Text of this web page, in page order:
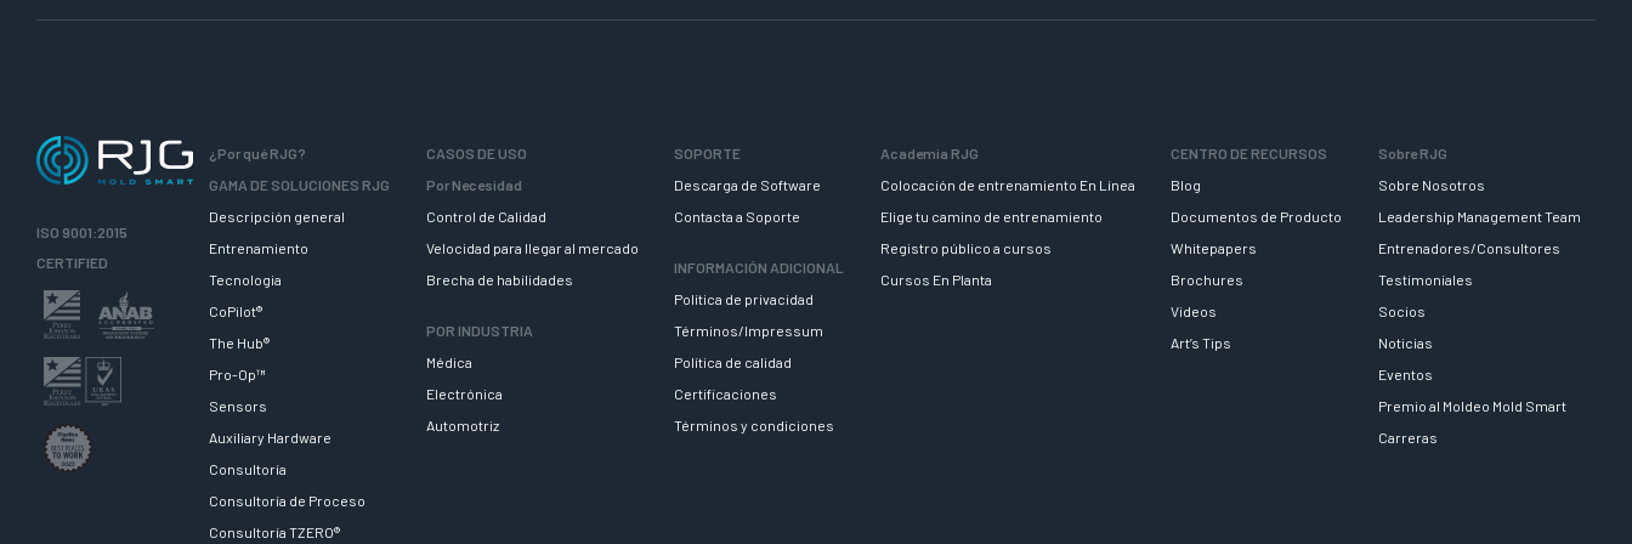
ISO 9001:2015
CERTIFIED
¿Por qué RJG?
GAMA DE SOLUCIONES RJG
Descripción general
Entrenamiento
Tecnologia
CoPilot®
The Hub®
Pro-Op™
Sensors
Auxiliary Hardware
Consultoría
Consultoría de Proceso
Consultoría TZERO®
CASOS DE USO
Por Necesidad
Control de Calidad
Velocidad para llegar al mercado
Brecha de habilidades
POR INDUSTRIA
Médica
Electrónica
Automotriz
SOPORTE
Descarga de Software
Contacta a Soporte
INFORMACIÓN ADICIONAL
Política de privacidad
Términos/Impressum
Política de calidad
Certificaciones
Términos y condiciones
Academia RJG
Colocación de entrenamiento En Línea
Elige tu camino de entrenamiento
Registro público a cursos
Cursos En Planta
CENTRO DE RECURSOS
Blog
Documentos de Producto
Whitepapers
Brochures
Videos
Art’s Tips
Sobre RJG
Sobre Nosotros
Leadership Management Team
Entrenadores/Consultores
Testimoniales
Socios
Noticias
Eventos
Premio al Moldeo Mold Smart
Carreras